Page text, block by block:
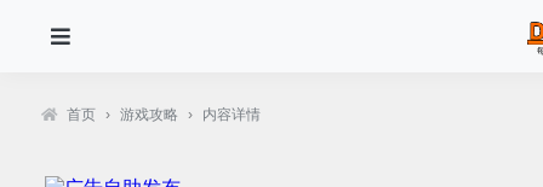
首页 › 游戏攻略 › 内容详情